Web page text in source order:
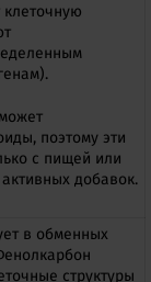
поэтому эти
с пищей или
добавок.
в обменных
структуры